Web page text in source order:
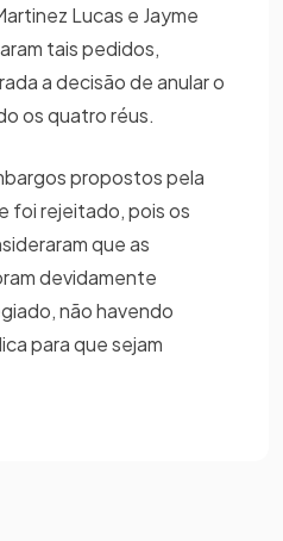
Lucas e Jayme
tais pedidos,
a decisão de anular o
os quatro réus.
propostos pela
foi rejeitado, pois os
que as
devidamente
não havendo
para que sejam